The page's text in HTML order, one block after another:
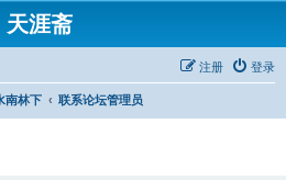
天涯斋
登录
注册
南林下 联系论坛管理员